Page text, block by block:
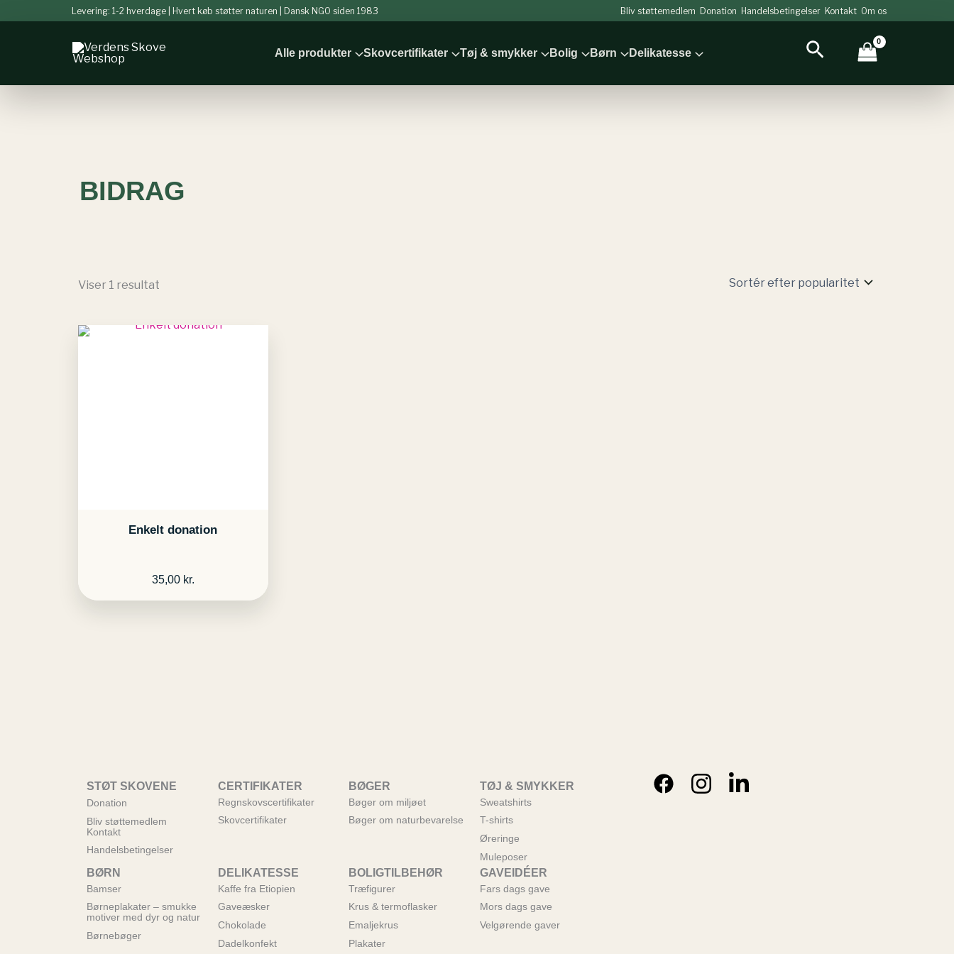
Levering: 1-2 hverdage | Hvert køb støtter naturen | Dansk NGO siden 1983 Bliv støttemedlem Donation Handelsbetingelser Kontakt Om os
Alle produkter Skovcertifikater Tøj & smykker Bolig Børn Delikatesse Søg
BIDRAG
Viser 1 resultat
Enkelt donation
35,00 kr.
STØT SKOVENE
Donation
Bliv støttemedlem
Kontakt
Handelsbetingelser
CERTIFIKATER
Regnskovscertifikater
Skovcertifikater
BØGER
Bøger om miljøet
Bøger om naturbevarelse
TØJ & SMYKKER
Sweatshirts
T-shirts
Øreringe
Muleposer
BØRN
Bamser
Børneplakater – smukke
motiver med dyr og natur
Børnebøger
DELIKATESSE
Kaffe fra Etiopien
Gaveæsker
Chokolade
Dadelkonfekt
BOLIGTILBEHØR
Træfigurer
Krus & termoflasker
Emaljekrus
Plakater
GAVEIDÉER
Fars dags gave
Mors dags gave
Velgørende gaver